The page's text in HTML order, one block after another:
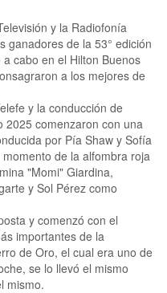
y la Radiofonía
ganadores de la 53° edición
cabo en el Hilton Buenos
a los mejores de
y la conducción de
2025 comenzaron con una
por Pía Shaw y Sofía
de la alfombra roja
"Momi" Giardina,
y Sol Pérez como
y comenzó con el
importantes de la
de Oro, el cual era uno de
se lo llevó el mismo
mismo.